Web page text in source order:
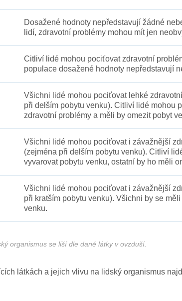
Dosažené hodnoty nepředstavují žádné
lidí, zdravotní problémy mohou mít jen
Citliví lidé mohou pociťovat zdravotní
populace dosažené hodnoty nepředstavují
Všichni lidé mohou pociťovat lehké
při delším pobytu venku). Citliví lidé mohou
zdravotní problémy a měli by omezit pobyt
Všichni lidé mohou pociťovat i závažnější
(zejména při delším pobytu venku). Citliví
vyvarovat pobytu venku, ostatní by ho měli
Všichni lidé mohou pociťovat i závažnější
při kratším pobytu venku). Všichni by se
venku.
organismus se liší dle dané látky v ovzduší.
látkách a jejich vlivu na lidský organismus